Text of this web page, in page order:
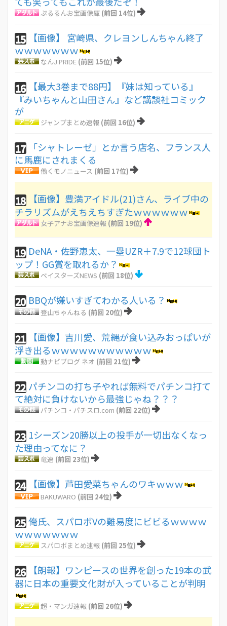
ぷるるんお宝画像庫 (前回 14位)
15
【画像】 宮崎県、クレヨンしんちゃん終了
ｗｗｗｗｗｗｗ
なんJ PRIDE (前回 15位)
16
【最大3巻まで88円】『妹は知っている』
『みいちゃんと山田さん』など講談社コミック
が
ジャンプまとめ速報 (前回 16位)
17
「シャトレーゼ」とか言う店名、フランス人
に馬鹿にされまくる
働くモノニュース (前回 17位)
18
【画像】豊満アイドル(21)さん、ライブ中の
チラリズムがえちえちすぎたｗｗｗｗｗｗ
女子アナお宝画像速報 (前回 19位)
19 DeNA・佐野恵太、一塁UZR＋7.9で12球団ト
ップ！GG賞を取れるか？
ベイスターズNEWS (前回 18位)
20 BBQが嫌いすぎてわかる人いる？
登山ちゃんねる (前回 20位)
21
【画像】吉川愛、荒縄が食い込みおっぱいが
浮き出るｗｗｗｗｗｗｗｗｗｗｗ
動ナビブログ ネオ (前回 21位)
22 パチンコの打ち子やれば無料でパチンコ打て
て絶対に負けないから最強じゃね？？？
パチンコ・パチスロ.com (前回 22位)
23 1シーズン20勝以上の投手が一切出なくなっ
た理由ってなに？
竜速 (前回 23位)
24 【画像】芦田愛菜ちゃんのワキｗｗｗ
BAKUWARO (前回 24位)
25俺氏、スパロボVの難易度にビビるｗｗｗｗ
ｗｗｗｗｗｗｗ
スパロボまとめ速報 (前回 25位)
26
【朗報】ワンピースの世界を創った19本の武
器に日本の重要文化財が入っていることが判明
超・マンガ速報 (前回 26位)